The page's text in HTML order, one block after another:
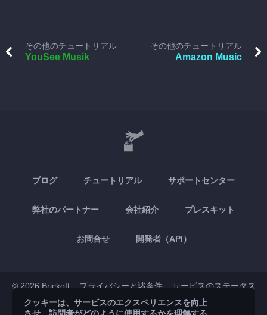
その他のチュートリアル
YouSee Musik
その他のチュートリアル
Amazon Music
ブログ チュートリアル サポートセンター
弊社のパートナー 会社紹介 プレスキット
お問合せ 開発者（API）
© 2026 Brickoft プライバシーと諸条件 サービスのステータス
クッキーは、サービスのエクスペリエンスを向上